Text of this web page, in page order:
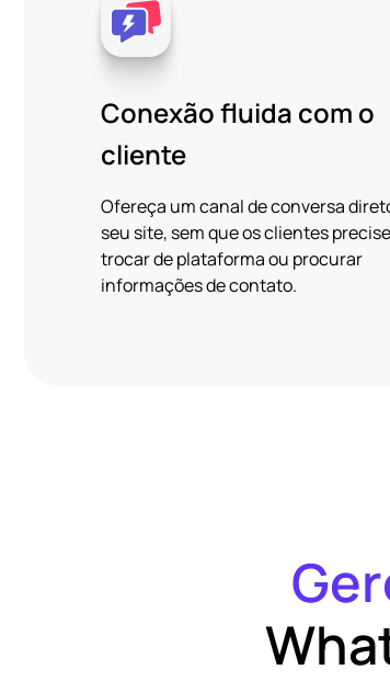
Conexão fluida com o
cliente
Ofereça um canal de conversa
seu site, sem que os clientes
trocar de plataforma ou procurar
informações de contato.